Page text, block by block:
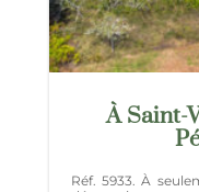
À Saint-
Réf. 5933. À